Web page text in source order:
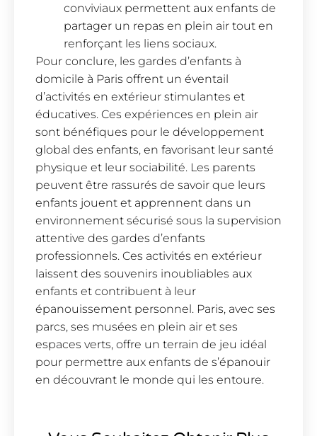
conviviaux permettent aux enfants de
partager un repas en plein air tout en
renforçant les liens sociaux.
Pour conclure, les gardes d’enfants à
domicile à Paris offrent un éventail
d’activités en extérieur stimulantes et
éducatives. Ces expériences en plein air
sont bénéfiques pour le développement
global des enfants, en favorisant leur santé
physique et leur sociabilité. Les parents
peuvent être rassurés de savoir que leurs
enfants jouent et apprennent dans un
environnement sécurisé sous la supervision
attentive des gardes d’enfants
professionnels. Ces activités en extérieur
laissent des souvenirs inoubliables aux
enfants et contribuent à leur
épanouissement personnel. Paris, avec ses
parcs, ses musées en plein air et ses
espaces verts, offre un terrain de jeu idéal
pour permettre aux enfants de s’épanouir
en découvrant le monde qui les entoure.